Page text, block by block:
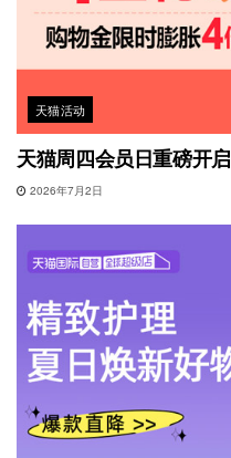
天猫活动
天猫周四会员日重磅开启
2026年7月2日